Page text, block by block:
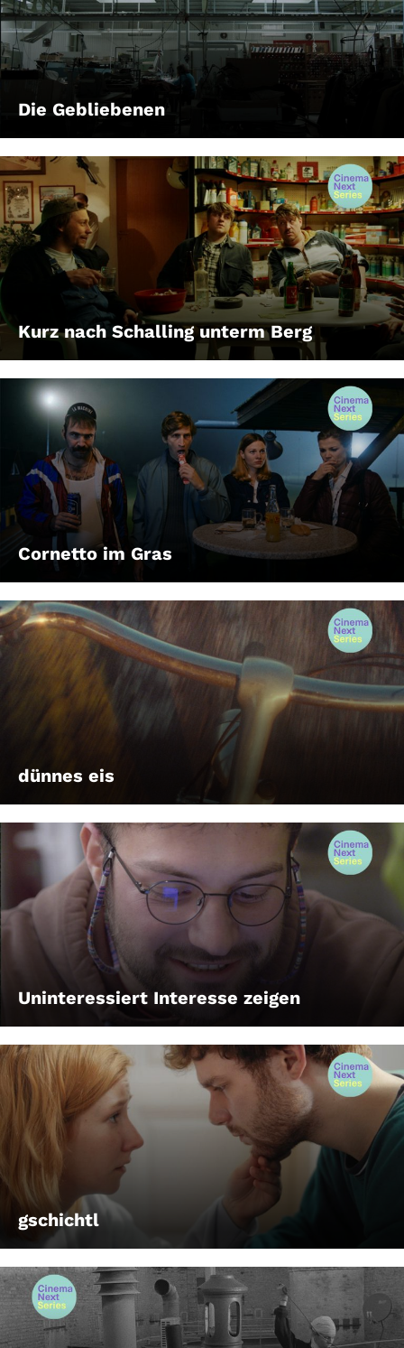
Die Gebliebenen
Kurz nach Schalling unterm Berg
Cornetto im Gras
dünnes eis
Uninteressiert Interesse zeigen
gschichtl